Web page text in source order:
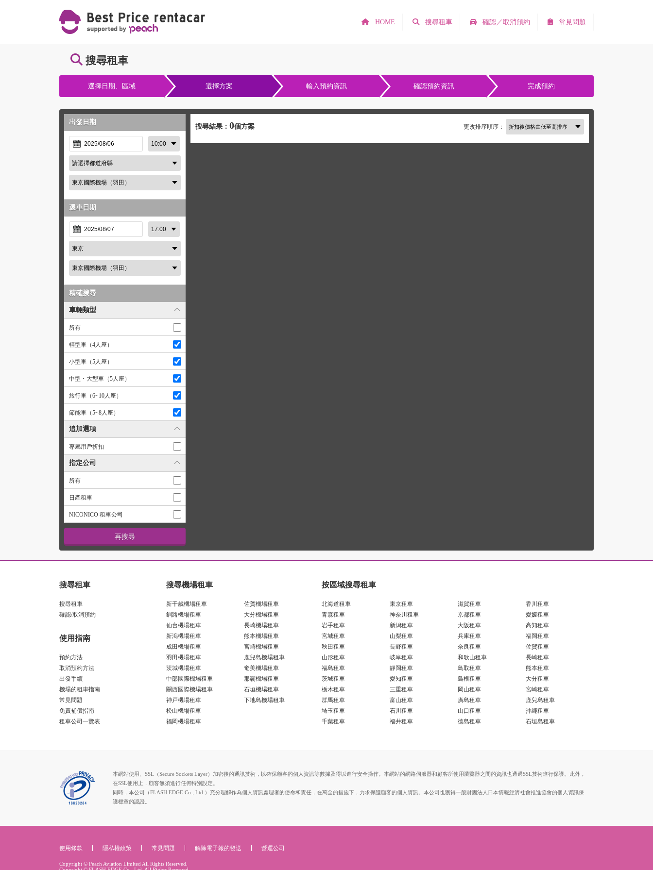
常見問題
確認／取消預約
搜尋租車
HOME
搜尋租車
選擇日期、區域 選擇方案 輸入預約資訊 確認預約資訊 完成預約
出發日期
還車日期
精確搜尋
車輛類型
所有
輕型車（4人座）
小型車（5人座）
中型・大型車（5人座）
旅行車（6~10人座）
節能車（5~8人座）
追加選項
專屬用戶折扣
指定公司
所有
日產租車
NICONICO 租車公司
搜尋結果： 0個方案 更改排序順序：
搜尋租車
搜尋租車
確認/取消預約
使用指南
預約方法
取消預約方法
出發手續
機場的租車指南
常見問題
免責補償指南
租車公司一覽表
搜尋機場租車
新千歲機場租車
釧路機場租車
仙台機場租車
新潟機場租車
成田機場租車
羽田機場租車
茨城機場租車
中部國際機場租車
關西國際機場租車
神戸機場租車
松山機場租車
福岡機場租車
佐賀機場租車
大分機場租車
長崎機場租車
熊本機場租車
宮崎機場租車
鹿兒島機場租車
奄美機場租車
那霸機場租車
石垣機場租車
下地島機場租車
按區域搜尋租車
北海道租車
青森租車
岩手租車
宮城租車
秋田租車
山形租車
福島租車
茨城租車
栃木租車
群馬租車
埼玉租車
千葉租車
東京租車
神奈川租車
新潟租車
山梨租車
長野租車
岐阜租車
靜岡租車
愛知租車
三重租車
富山租車
石川租車
福井租車
滋賀租車
京都租車
大阪租車
兵庫租車
奈良租車
和歌山租車
鳥取租車
島根租車
岡山租車
廣島租車
山口租車
德島租車
香川租車
愛媛租車
高知租車
福岡租車
佐賀租車
長崎租車
熊本租車
大分租車
宮崎租車
鹿兒島租車
沖繩租車
石垣島租車
本網站使用、SSL（Secure Sockets Layer）加密後的通訊技術，以確保顧客的個人資訊等數據及得以進行安全操作。本網站的網路伺服器和顧客所使用瀏覽器之間的資訊也透過SSL技術進行保護。此外，
在SSL使用上，顧客無須進行任何特別設定。
同時，本公司（FLASH EDGE Co., Ltd.）充分理解作為個人資訊處理者的使命和責任，在萬全的措施下，力求保護顧客的個人資訊。本公司也獲得一般財團法人日本情報經濟社會推進協會的個人資訊保
護標章的認證。
使用條款 隱私權政策 常見問題 解除電子報的發送 營運公司
Copyright © Peach Aviation Limited All Rights Reserved.